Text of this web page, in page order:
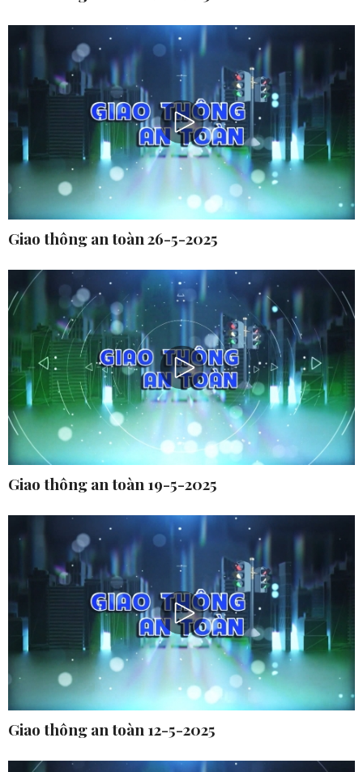
Giao thông an toàn 26-5-2025
Giao thông an toàn 19-5-2025
Giao thông an toàn 12-5-2025